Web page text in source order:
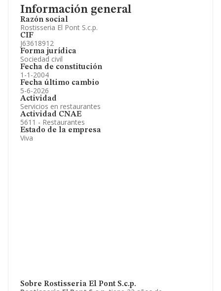
Información general
Razón social
Rostisseria El Pont S.c.p.
CIF
J63618912
Forma jurídica
Sociedad civil
Fecha de constitución
1-1-2004
Fecha último cambio
5-6-2026
Actividad
Servicios en restaurantes
Actividad CNAE
5611 - Restaurantes
Estado de la empresa
Viva
Sobre Rostisseria El Pont S.c.p.
Información oficial y registral complementaria.